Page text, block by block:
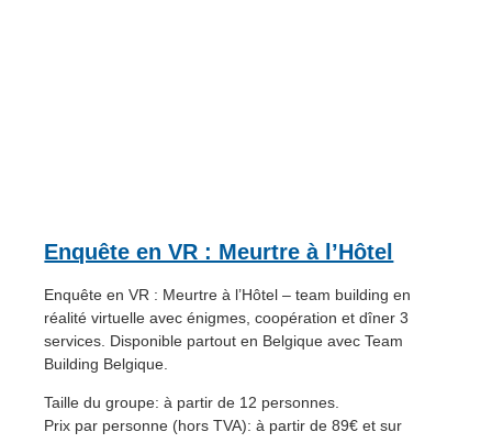
Enquête en VR : Meurtre à l’Hôtel
Enquête en VR : Meurtre à l’Hôtel – team building en
réalité virtuelle avec énigmes, coopération et dîner 3
services. Disponible partout en Belgique avec Team
Building Belgique.
Taille du groupe: à partir de 12 personnes.
Prix par personne (hors TVA): à partir de 89€ et sur